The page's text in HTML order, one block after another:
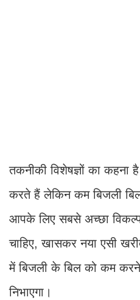
तकनीकी विशेषज्ञों का कहना
करते हैं लेकिन कम बिजली बिल
आपके लिए सबसे अच्छा
चाहिए, खासकर नया एसी
में बिजली के बिल को कम करने
निभाएगा।